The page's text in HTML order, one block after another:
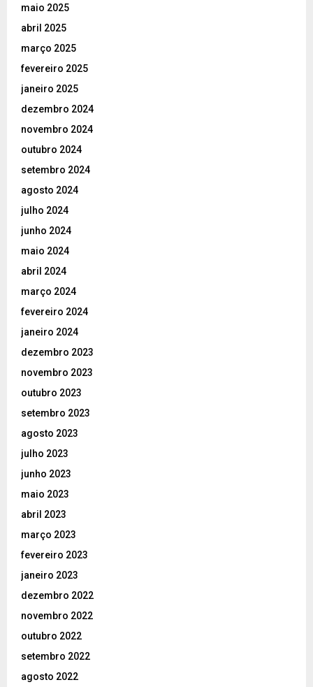
maio 2025
abril 2025
março 2025
fevereiro 2025
janeiro 2025
dezembro 2024
novembro 2024
outubro 2024
setembro 2024
agosto 2024
julho 2024
junho 2024
maio 2024
abril 2024
março 2024
fevereiro 2024
janeiro 2024
dezembro 2023
novembro 2023
outubro 2023
setembro 2023
agosto 2023
julho 2023
junho 2023
maio 2023
abril 2023
março 2023
fevereiro 2023
janeiro 2023
dezembro 2022
novembro 2022
outubro 2022
setembro 2022
agosto 2022